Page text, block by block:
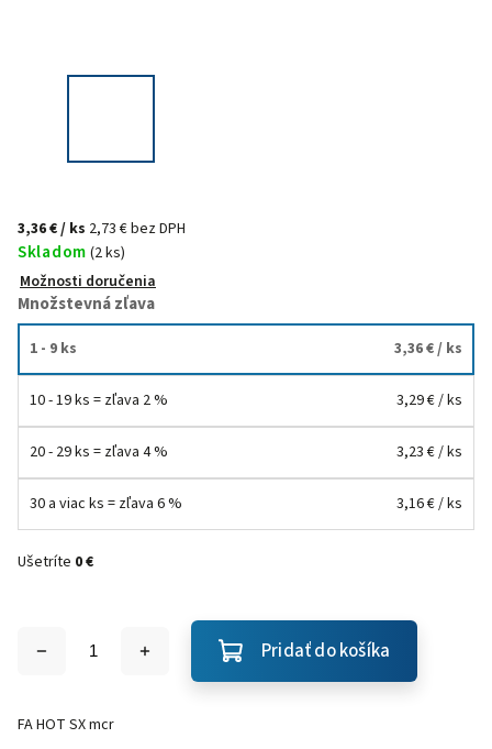
3,36 €/ ks 2,73 € bez DPH
Skladom (2 ks)
Možnosti doručenia
Množstevná zľava
1 - 9 ks 3,36 €/ ks
10 - 19 ks = zľava 2 % 3,29 €/ ks
20 - 29 ks = zľava 4 % 3,23 €/ ks
30 a viac ks = zľava 6 % 3,16 €/ ks
Ušetríte 0 €
Pridať do košíka
FA HOT SX mcr